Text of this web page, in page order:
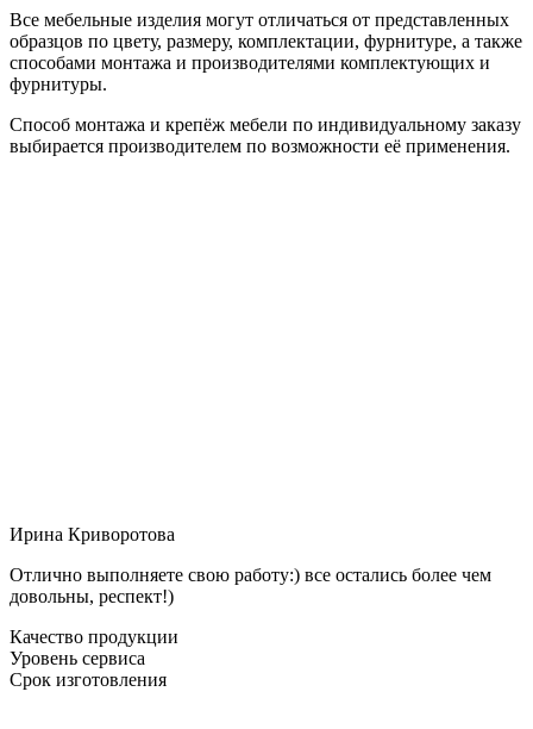
Все мебельные изделия могут отличаться от представленных
образцов по цвету, размеру, комплектации, фурнитуре, а также
способами монтажа и производителями комплектующих и
фурнитуры.
Способ монтажа и крепёж мебели по индивидуальному заказу
выбирается производителем по возможности её применения.
Ирина Криворотова
Отлично выполняете свою работу:) все остались более чем
довольны, респект!)
Качество продукции
Уровень сервиса
Срок изготовления